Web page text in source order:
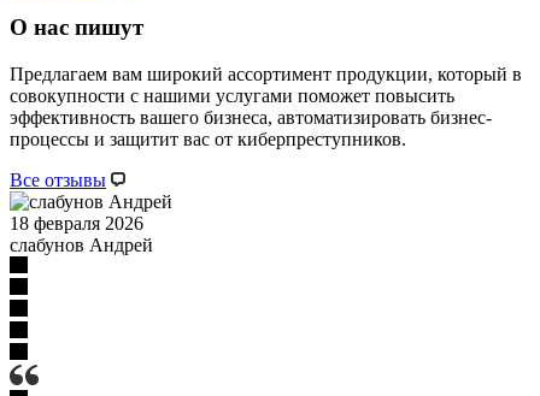
О нас пишут
Предлагаем вам широкий ассортимент продукции, который в
совокупности с нашими услугами поможет повысить
эффективность вашего бизнеса, автоматизировать бизнес-
процессы и защитит вас от киберпреступников.
Все отзывы
18 февраля 2026
слабунов Андрей